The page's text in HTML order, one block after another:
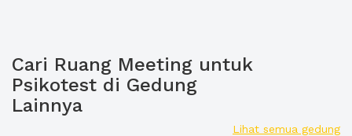
Cari Ruang Meeting untuk
Psikotest di Gedung
Lainnya
Lihat semua gedung